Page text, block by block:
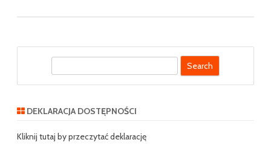
r
h
DEKLARACJA DOSTĘPNOŚCI
Kliknij tutaj by przeczytać deklarację